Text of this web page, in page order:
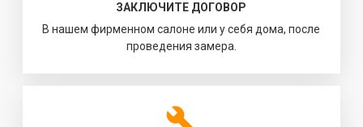
ЗАКЛЮЧИТЕ ДОГОВОР
В нашем фирменном салоне или у себя дома, после
проведения замера.